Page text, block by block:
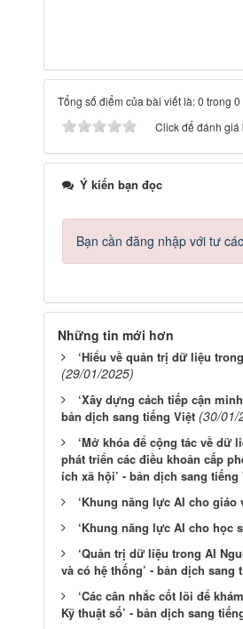
Tổng số điểm của bài viết là: 0 trong
Click để đánh giá
Ý kiến bạn đọc
Bạn cần đăng nhập với tư
Những tin mới hơn
‘Hiểu về quản trị dữ liệu
(29/01/2025)
‘Xây dựng cách tiếp cận
bản dịch sang tiếng Việt (30/01/
‘Mở khóa để cộng tác về dữ
phát triển các điều khoản cấp
ích xã hội’ - bản dịch sang tiếng
‘Khung năng lực AI cho giáo
‘Khung năng lực AI cho học
‘Quản trị dữ liệu trong AI
và có hệ thống’ - bản dịch sang
‘Các cân nhắc cốt lõi để
Kỹ thuật số’ - bản dịch sang